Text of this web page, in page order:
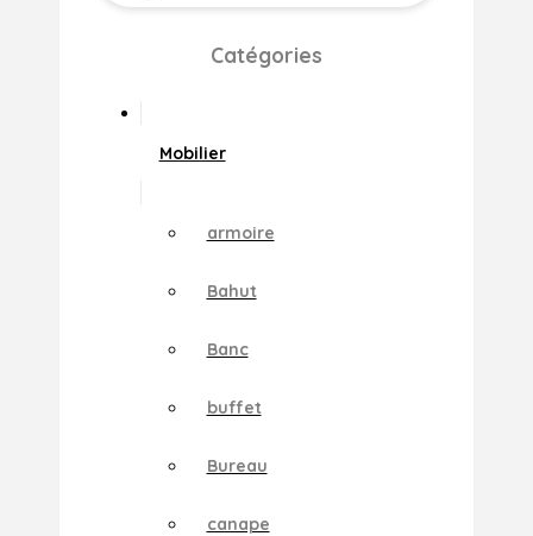
Catégories
Mobilier
armoire
Bahut
Banc
buffet
Bureau
canape